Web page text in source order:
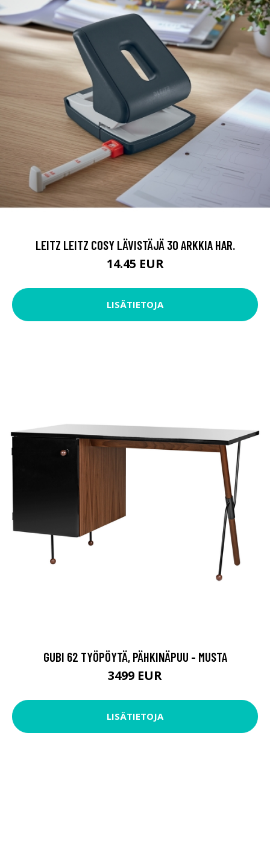
LEITZ LEITZ COSY LÄVISTÄJÄ 30 ARKKIA HAR.
14.45 EUR
LISÄTIETOJA
GUBI 62 TYÖPÖYTÄ, PÄHKINÄPUU - MUSTA
3499 EUR
LISÄTIETOJA